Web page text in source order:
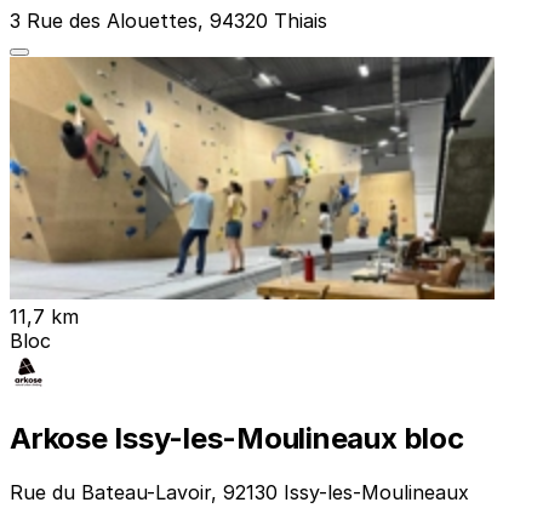
3 Rue des Alouettes, 94320 Thiais
11,7 km
Bloc
Arkose Issy-les-Moulineaux bloc
Rue du Bateau-Lavoir, 92130 Issy-les-Moulineaux